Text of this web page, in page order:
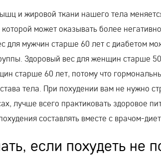
и жировой ткани нашего тела
которой может оказывать более
для мужчин старше 60 лет с диабетом
Здоровый вес для женщин старше
старше 60 лет, потому что
тела. При похудении вам не нужно
лучше всего практиковать здоровое
составлять вместе с врачом-
если похудеть не